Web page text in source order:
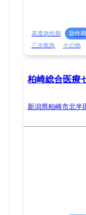
高度急性期 急性期
三次救急
その他
柏崎総合医療
新潟県柏崎市北半